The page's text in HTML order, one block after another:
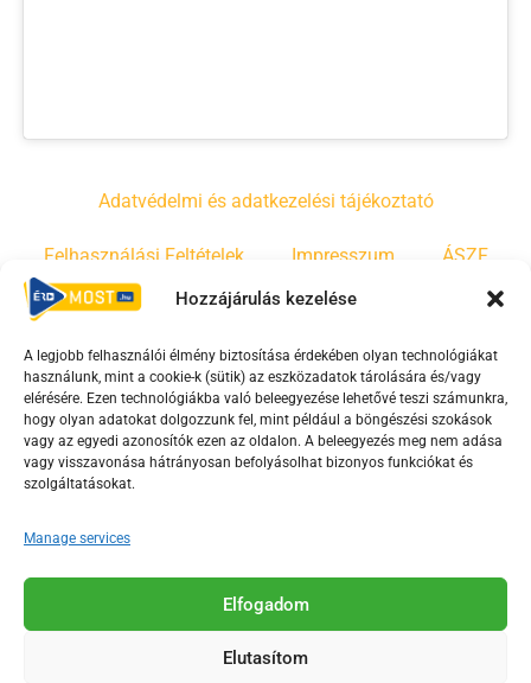
Hozzájárulás kezelése
A legjobb felhasználói élmény biztosítása érdekében olyan technológiákat
használunk, mint a cookie-k (sütik) az eszközadatok tárolására és/vagy
elérésére. Ezen technológiákba való beleegyezése lehetővé teszi számunkra,
hogy olyan adatokat dolgozzunk fel, mint például a böngészési szokások
vagy az egyedi azonosítók ezen az oldalon. A beleegyezés meg nem adása
vagy visszavonása hátrányosan befolyásolhat bizonyos funkciókat és
szolgáltatásokat.
Manage services
Elfogadom
Elutasítom
Adatvédelmi és adatkezelési tájékoztató
Felhasználási Feltételek Impresszum ÁSZF
Irányelvek Moderálási szabályzat
F
a
c
e
o
o
-
Y
o
u
t
b
e
s
T
i
k
Az Érd Média médiaszolgáltatási tevékenységét a
Médiatanács a Magyar Média Mecenatúra program